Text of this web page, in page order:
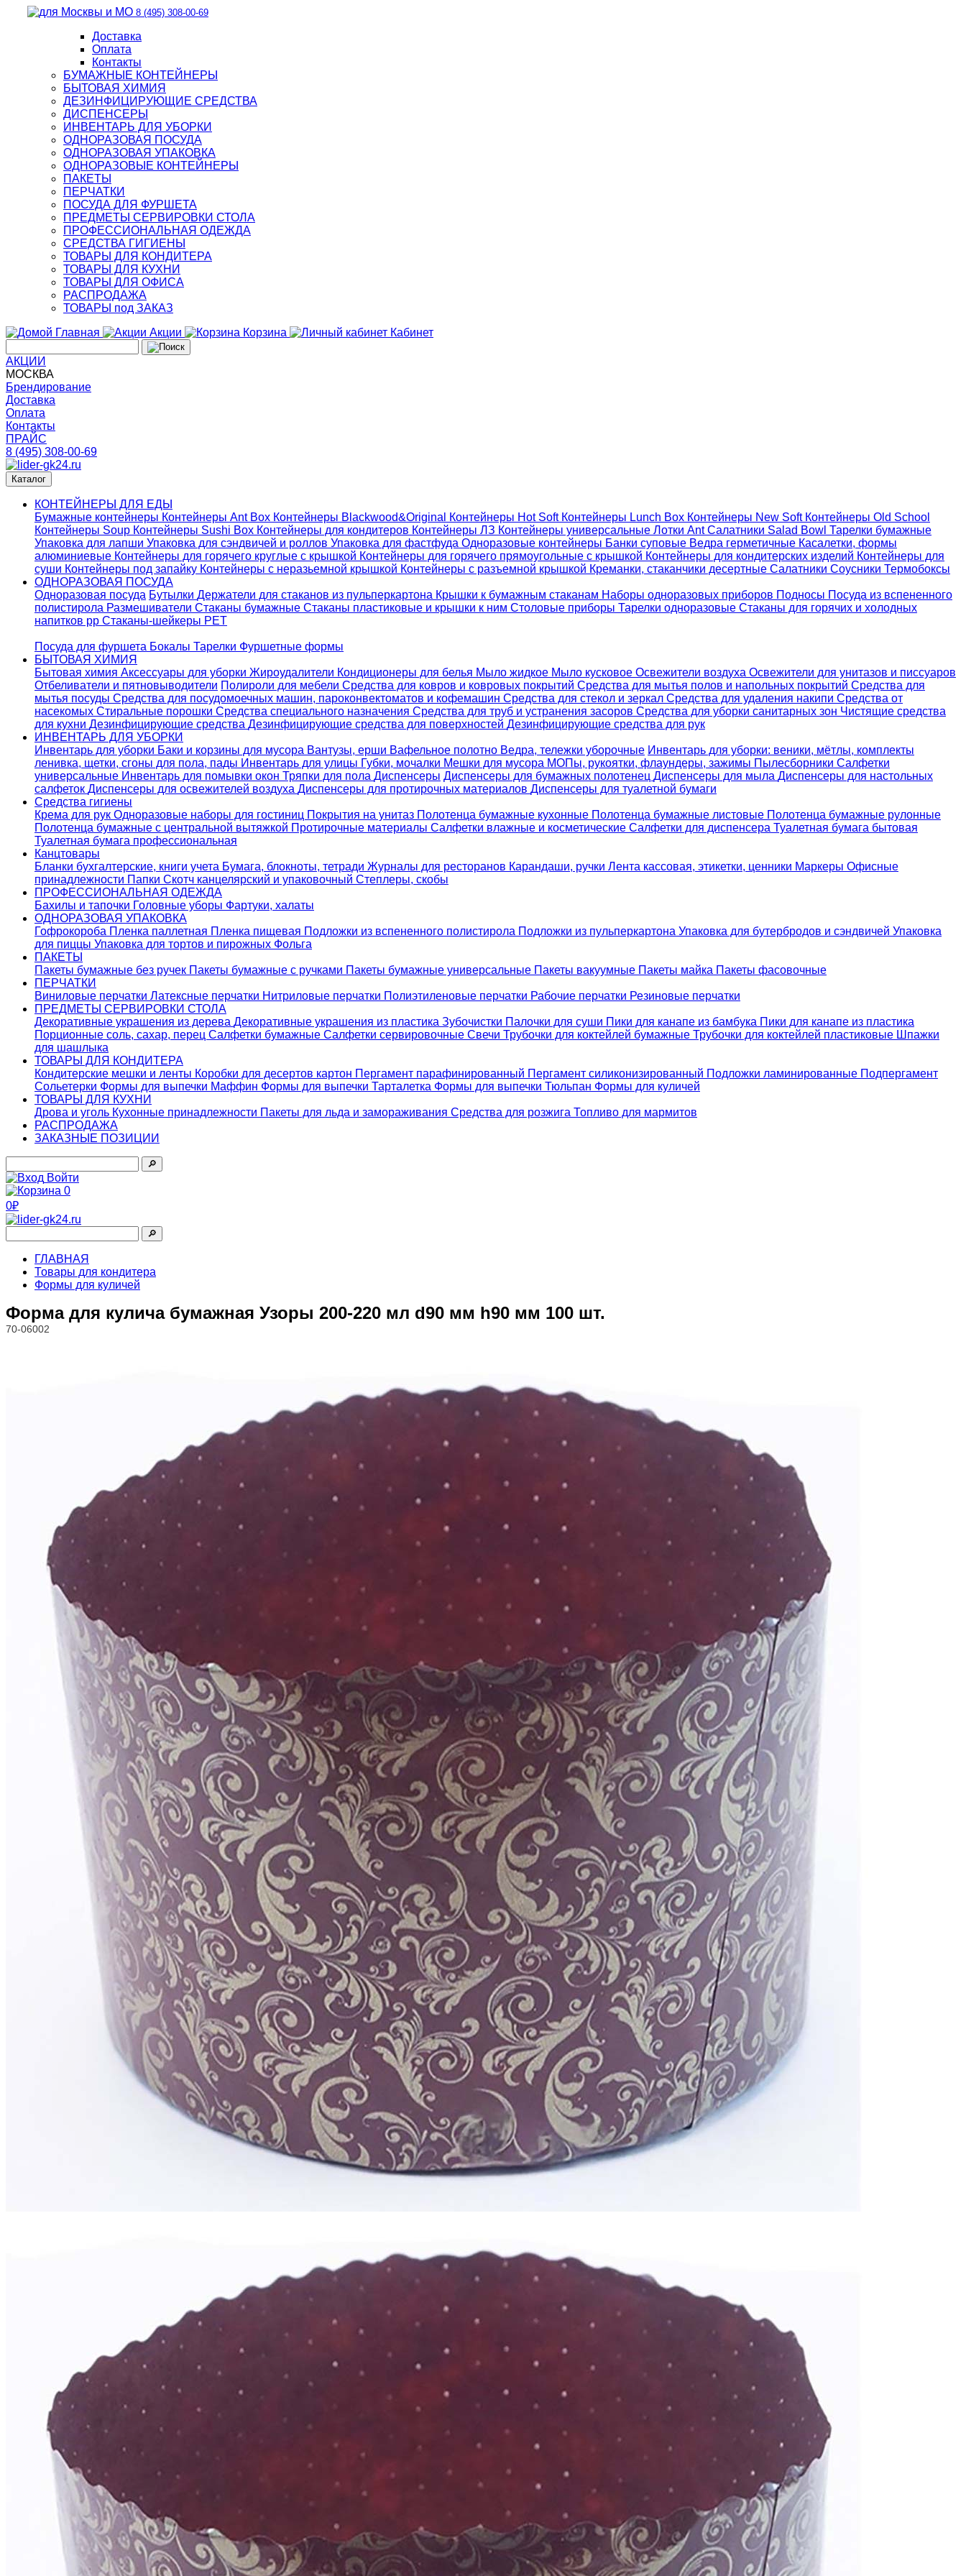
8 (495) 308-00-69
Доставка
Оплата
Контакты
БУМАЖНЫЕ КОНТЕЙНЕРЫ
БЫТОВАЯ ХИМИЯ
ДЕЗИНФИЦИРУЮЩИЕ СРЕДСТВА
ДИСПЕНСЕРЫ
ИНВЕНТАРЬ ДЛЯ УБОРКИ
ОДНОРАЗОВАЯ ПОСУДА
ОДНОРАЗОВАЯ УПАКОВКА
ОДНОРАЗОВЫЕ КОНТЕЙНЕРЫ
ПАКЕТЫ
ПЕРЧАТКИ
ПОСУДА ДЛЯ ФУРШЕТА
ПРЕДМЕТЫ СЕРВИРОВКИ СТОЛА
ПРОФЕССИОНАЛЬНАЯ ОДЕЖДА
СРЕДСТВА ГИГИЕНЫ
ТОВАРЫ ДЛЯ КОНДИТЕРА
ТОВАРЫ ДЛЯ КУХНИ
ТОВАРЫ ДЛЯ ОФИСА
РАСПРОДАЖА
ТОВАРЫ под ЗАКАЗ
Главная
Акции Корзина Кабинет
АКЦИИ
МОСКВА
Брендирование
Доставка
Оплата
Контакты
ПРАЙС
8 (495) 308-00-69
Каталог
КОНТЕЙНЕРЫ ДЛЯ ЕДЫ
Бумажные контейнеры Контейнеры Ant Box Контейнеры Blackwood&Original Контейнеры Hot Soft Контейнеры Lunch Box Контейнеры New Soft Контейнеры Old School
Контейнеры Soup Контейнеры Sushi Box Контейнеры для кондитеров Контейнеры ЛЗ Контейнеры универсальные Лотки AntСалатники Salad Bowl Тарелки бумажные
Упаковка для лапши Упаковка для сэндвичей и роллов Упаковка для фастфуда Одноразовые контейнеры Банки суповые Ведра герметичные Касалетки, формы
алюминиевые Контейнеры для горячего круглые с крышкой Контейнеры для горячего прямоугольные с крышкой Контейнеры для кондитерских изделий Контейнеры для
суши Контейнеры под запайку Контейнеры с неразьемной крышкой Контейнеры с разъемной крышкой Креманки, стаканчики десертные Салатники Соусники Термобоксы
ОДНОРАЗОВАЯ ПОСУДА
Одноразовая посуда Бутылки Держатели для стаканов из пульперкартона Крышки к бумажным стаканам Наборы одноразовых приборов Подносы Посуда из вспененного
полистирола Размешиватели Стаканы бумажные Стаканы пластиковые и крышки к ним Столовые приборы Тарелки одноразовые Стаканы для горячих и холодных
напитков pp Стаканы-шейкеры PET
Посуда для фуршета Бокалы Тарелки Фуршетные формы
БЫТОВАЯ ХИМИЯ
Бытовая химия Аксессуары для уборки Жироудалители Кондиционеры для белья Мыло жидкое Мыло кусковое Освежители воздуха Освежители для унитазов и писсуаров
Отбеливатели и пятновыводители Полироли для мебели Средства для ковров и ковровых покрытий Средства для мытья полов и напольных покрытий Средства для
мытья посуды Средства для посудомоечных машин, пароконвектоматов и кофемашин Средства для стекол и зеркал Средства для удаления накипи Средства от
насекомых Стиральные порошки Cредства специального назначения Средства для труб и устранения засоров Средства для уборки санитарных зон Чистящие средства
для кухни Дезинфицирующие средства Дезинфицирующие средства для поверхностей Дезинфицирующие средства для рук
ИНВЕНТАРЬ ДЛЯ УБОРКИ
Инвентарь для уборки Баки и корзины для мусора Вантузы, ерши Вафельное полотно Ведра, тележки уборочные Инвентарь для уборки: веники, мётлы, комплекты
ленивка, щетки, сгоны для пола, пады Инвентарь для улицы Губки, мочалки Мешки для мусора МОПы, рукоятки, флаундеры, зажимы Пылесборники Салфетки
универсальные Инвентарь для помывки окон Тряпки для пола Диспенсеры Диспенсеры для бумажных полотенец Диспенсеры для мыла Диспенсеры для настольных
салфеток Диспенсеры для освежителей воздуха Диспенсеры для протирочных материалов Диспенсеры для туалетной бумаги
Средства гигиены
Крема для рук Одноразовые наборы для гостиниц Покрытия на унитаз Полотенца бумажные кухонные Полотенца бумажные листовые Полотенца бумажные рулонные
Полотенца бумажные с центральной вытяжкой Протирочные материалы Салфетки влажные и косметические Салфетки для диспенсера Туалетная бумага бытовая
Туалетная бумага профессиональная
Канцтовары
Бланки бухгалтерские, книги учета Бумага, блокноты, тетради Журналы для ресторанов Карандаши, ручки Лента кассовая, этикетки, ценники Маркеры Офисные
принадлежности Папки Скотч канцелярский и упаковочный Степлеры, скобы
ПРОФЕССИОНАЛЬНАЯ ОДЕЖДА
Бахилы и тапочки Головные уборы Фартуки, халаты
ОДНОРАЗОВАЯ УПАКОВКА
Гофрокороба Пленка паллетная Пленка пищевая Подложки из вспененного полистирола Подложки из пульперкартона Упаковка для бутербродов и сэндвичей Упаковка
для пиццы Упаковка для тортов и пирожных Фольга
ПАКЕТЫ
Пакеты бумажные без ручек Пакеты бумажные с ручками Пакеты бумажные универсальные Пакеты вакуумные Пакеты майка Пакеты фасовочные
ПЕРЧАТКИ
Виниловые перчатки Латексные перчатки Нитриловые перчатки Полиэтиленовые перчатки Рабочие перчатки Резиновые перчатки
ПРЕДМЕТЫ СЕРВИРОВКИ СТОЛА
Декоративные украшения из дерева Декоративные украшения из пластика Зубочистки Палочки для суши Пики для канапе из бамбука Пики для канапе из пластика
Порционные соль, сахар, перец Салфетки бумажные Салфетки сервировочные Свечи Трубочки для коктейлей бумажные Трубочки для коктейлей пластиковые Шпажки
для шашлыка
ТОВАРЫ ДЛЯ КОНДИТЕРА
Кондитерские мешки и ленты Коробки для десертов картон Пергамент парафинированный Пергамент силиконизированный Подложки ламинированные Подпергамент
Сольетерки Формы для выпечки Маффин Формы для выпечки Тарталетка Формы для выпечки Тюльпан Формы для куличей
ТОВАРЫ ДЛЯ КУХНИ
Дрова и уголь Кухонные принадлежности Пакеты для льда и замораживания Средства для розжига Топливо для мармитов
РАСПРОДАЖА
ЗАКАЗНЫЕ ПОЗИЦИИ
🔎︎
Войти
0
0₽
🔎︎
ГЛАВНАЯ
Товары для кондитера
Формы для куличей
Форма для кулича бумажная Узоры 200-220 мл d90 мм h90 мм 100 шт.
70-06002